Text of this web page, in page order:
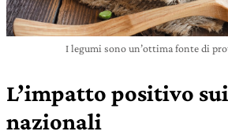
I legumi sono un’ottima fonte di
L’impatto positivo
nazionali